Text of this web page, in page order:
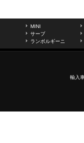
MINI
サーブ
ランボルギーニ
輸入